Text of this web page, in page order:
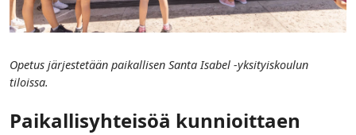
Opetus järjestetään paikallisen Santa Isabel -yksityiskoulun
tiloissa.
Paikallisyhteisöä kunnioittaen